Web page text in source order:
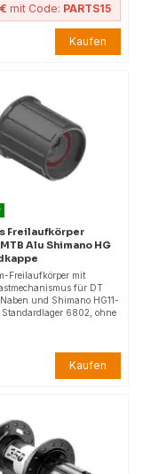
mit Code: PARTS15
Kaufen
Freilaufkörper
Alu Shimano HG
Freilaufkörper mit
für DT
und Shimano HG11-
Standardlager 6802, ohne
Kaufen